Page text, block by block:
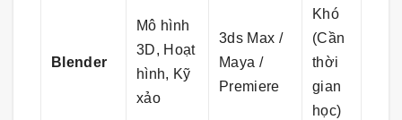
Blender
Mô hình
3D, Hoạt
hình, Kỹ
xảo
3ds Max /
Maya /
Premiere
Khó
(Cần
thời
gian
học)